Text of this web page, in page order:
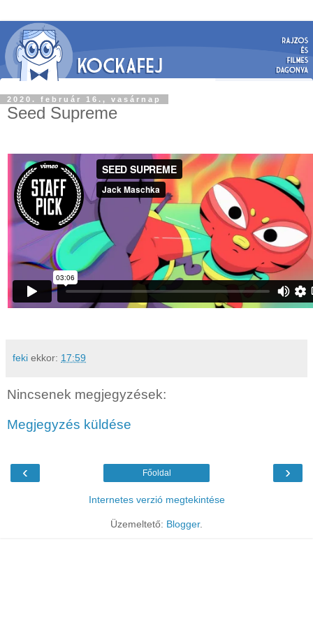
2020. február 16., vasárnap
Seed Supreme
feki ekkor: 17:59
Nincsenek megjegyzések:
Megjegyzés küldése
‹ ›
Főoldal
Internetes verzió megtekintése
Üzemeltető: Blogger.